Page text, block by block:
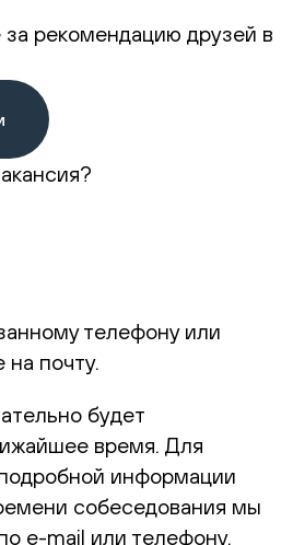
за рекомендацию друзей в
телефону или
почту.
будет
время. Для
информации
собеседования мы
e-mail или телефону.